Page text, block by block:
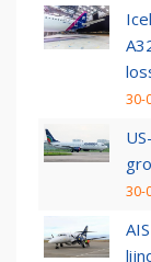
30-
30-